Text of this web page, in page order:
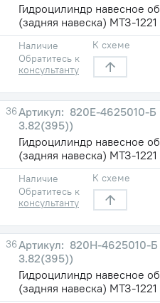
Гидроцилиндр навесное
(задняя навеска) МТЗ-
Наличие
Обратитесь к
консультанту
К схеме
36
820Е-4625010-
3.82(395))
Гидроцилиндр навесное
(задняя навеска) МТЗ-
Наличие
Обратитесь к
консультанту
К схеме
36
820Н-4625010-
3.82(395))
Гидроцилиндр навесное
(задняя навеска) МТЗ-